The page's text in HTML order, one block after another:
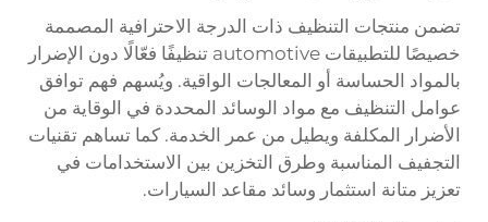
تضمن منتجات التنظيف ذات الدرجة الاحترافية المصممة
خصيصًا للتطبيقات automotive تنظيفًا فعّالًا دون الإضرار
بالمواد الحساسة أو المعالجات الواقية. ويُسهم فهم توافق
عوامل التنظيف مع مواد الوسائد المحددة في الوقاية من
الأضرار المكلفة ويطيل من عمر الخدمة. كما تساهم تقنيات
التجفيف المناسبة وطرق التخزين بين الاستخدامات في
تعزيز متانة استثمار وسائد مقاعد السيارات.